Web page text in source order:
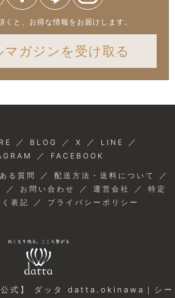
くと、お得な情報をお届けします。
マガジンを受け取る
／ BLOG ／ X ／ LINE ／
／ FACEBOOK
る質問 ／ 配送方法・送料について ／
／ お問い合わせ ／ 運営会社 ／ 特定
表記
／ プライバシーポリシー
公式】 ダッタ datta.okinawa｜シー